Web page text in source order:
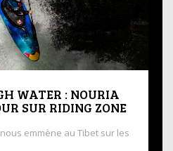
WATER : NOURIA
SUR RIDING ZONE
emmène au Tibet sur les